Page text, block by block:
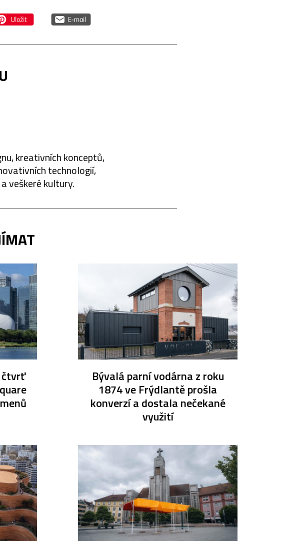
kreativních konceptů,
technologií,
veškeré kultury.
čtvrť Bývalá parní vodárna z roku
1874 ve Frýdlantě prošla
konverzí a dostala nečekané
využití